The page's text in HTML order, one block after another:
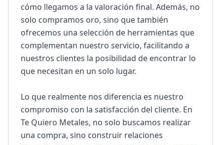
cómo llegamos a la valoración final. Además, no
solo compramos oro, sino que también
ofrecemos una selección de herramientas que
complementan nuestro servicio, facilitando a
nuestros clientes la posibilidad de encontrar lo
que necesitan en un solo lugar.
Lo que realmente nos diferencia es nuestro
compromiso con la satisfacción del cliente. En
Te Quiero Metales, no solo buscamos realizar
una compra, sino construir relaciones